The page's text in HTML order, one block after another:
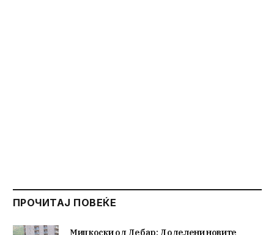
ПРОЧИТАЈ ПОВЕЌЕ
Мицкоски од Дебар: Доделени новите